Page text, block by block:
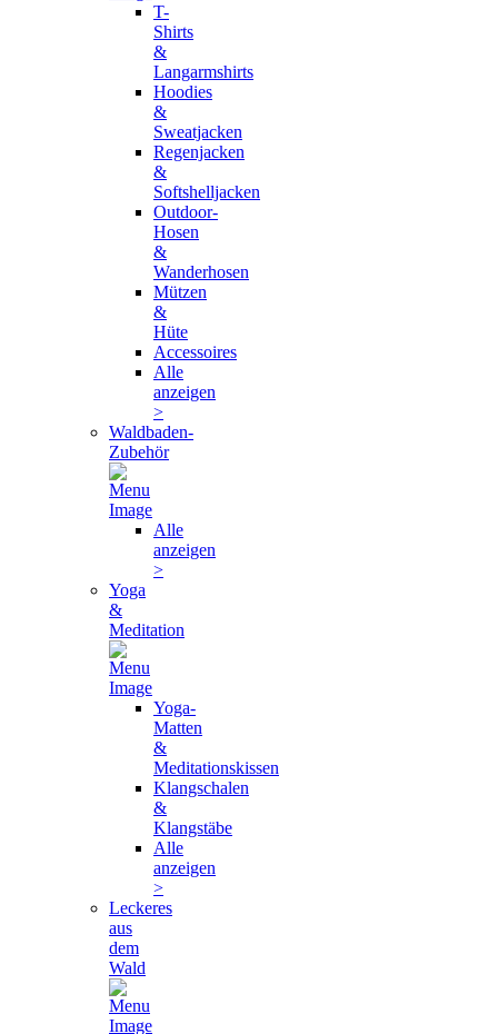
T-
Shirts
&
Langarmshirts
Hoodies
&
Sweatjacken
Regenjacken
&
Softshelljacken
Outdoor-
Hosen
&
Wanderhosen
Mützen
&
Hüte
Accessoires
Alle
anzeigen
>
Waldbaden-
Zubehör
Alle
anzeigen
>
Yoga
&
Meditation
Yoga-
Matten
&
Meditationskissen
Klangschalen
&
Klangstäbe
Alle
anzeigen
>
Leckeres
aus
dem
Wald